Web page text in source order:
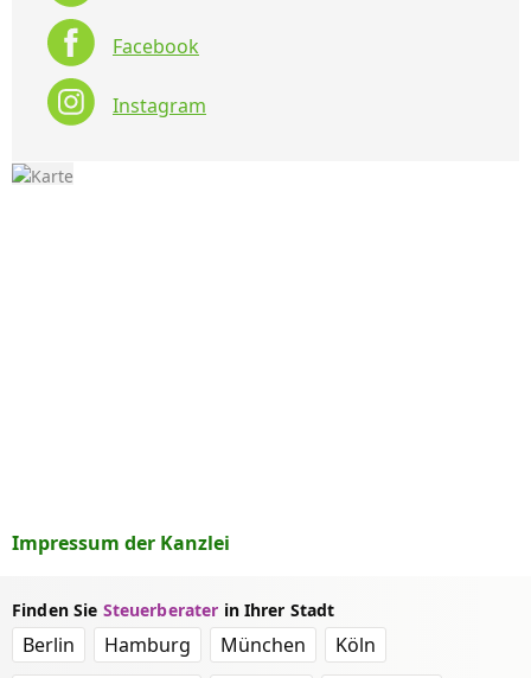
Facebook
Instagram
Impressum der Kanzlei
Finden Sie Steuerberater in Ihrer Stadt
Berlin Hamburg München
Köln